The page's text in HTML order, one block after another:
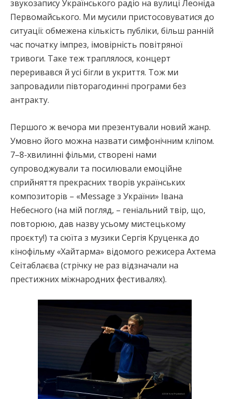
звукозапису Українського радіо на вулиці Леоніда
Первомайського. Ми мусили пристосовуватися до
ситуації: обмежена кількість публіки, більш ранній
час початку імпрез, імовірність повітряної
тривоги. Таке теж траплялося, концерт
переривався й усі бігли в укриття. Тож ми
запровадили півторагодинні програми без
антракту.
Першого ж вечора ми презентували новий жанр.
Умовно його можна назвати симфонічним кліпом.
7–8-хвилинні фільми, створені нами
супроводжували та посилювали емоційне
сприйняття прекрасних творів українських
композиторів – «Mеssage з України» Івана
Небесного (на мій погляд, – геніальний твір, що,
повторюю, дав назву усьому мистецькому
проєкту!) та сюїта з музики Сергія Круценка до
кінофільму «Хайтарма» відомого режисера Ахтема
Сеітаблаєва (стрічку не раз відзначали на
престижних міжнародних фестивалях).